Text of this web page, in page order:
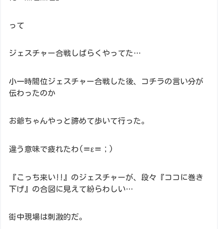
って
ジェスチャー合戦しばらくやってた…
小一時間位ジェスチャー合戦した後、コチラの言い分が
伝わったのか
お爺ちゃんやっと諦めて歩いて行った。
違う意味で疲れたわ(≡ε≡；)
『こっち来い!!』のジェスチャーが、段々『ココに巻き
下げ』の合図に見えて紛らわしい…
街中現場は刺激的だ。